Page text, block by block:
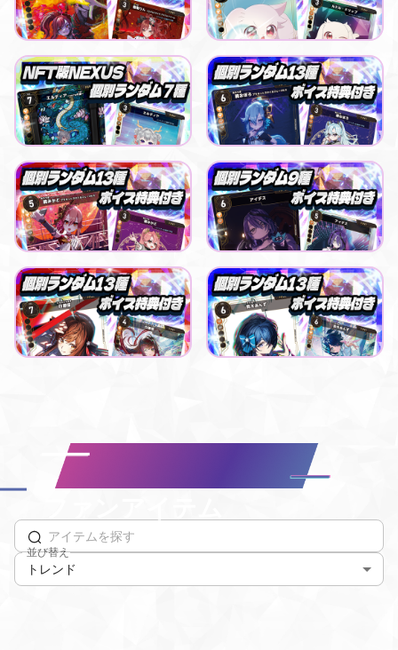
最低価格
¥500 購入はこちら
最低価格
¥500 購入はこちら
Eldia
エルディア_NEXUSデジタルカード（全7種）
最低価格
¥500 購入はこちら
Playful buying buddy
【NEXUS】LiLYPSEコラボパック _暁おぼろ
最低価格
¥500 購入はこちら
Playful buying buddy
【NEXUS】LiLYPSEコラボパック_暁みかど
最低価格
¥500 購入はこちら
Playful buying buddy
【NEXUS】LiLYPSEコラボパック_アイデス
最低価格
¥500 購入はこちら
Smooth blessing day
【NEXUS】えのぐコラボパック 白藤環
最低価格
¥500 購入はこちら
Smooth blessing day
【NEXUS】えのぐコラボパック 鈴木あんず
最低価格
¥500 購入はこちら
並び替え
トレンド